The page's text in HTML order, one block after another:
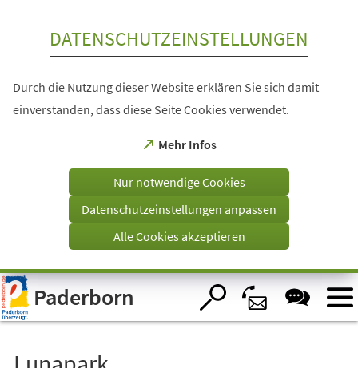
Visuelle
Assistenzsoftware
öffnen.
DATENSCHUTZEINSTELLUNGEN
Durch die Nutzung dieser Website erklären Sie sich damit
einverstanden, dass diese Seite Cookies verwendet.
Mehr Infos
(Öffnet
einem
Tab)
Nur notwendige Cookies
Datenschutzeinstellungen anpassen
Alle Cookies akzeptieren
Paderborn